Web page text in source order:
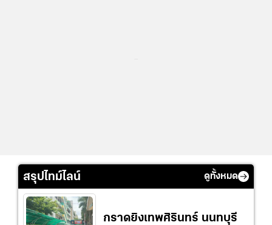
สรุปไทม์ไลน์ ดูทั้งหมด
กราดยิงเทพศิรินทร์ นนทบุรี